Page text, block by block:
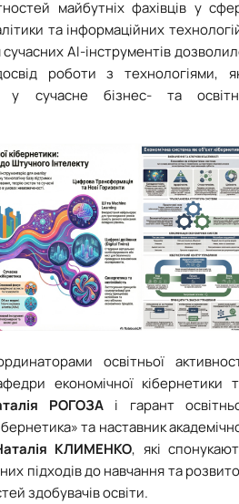
майбутніх фахівців у
та інформаційних
AI-інструментів
роботи з технологіями,
у сучасне бізнес- та
освітньої
економічної кібернетики
РОГОЗА і гарант
та наставник
КЛИМЕНКО, які
підходів до навчання та
здобувачів освіти.